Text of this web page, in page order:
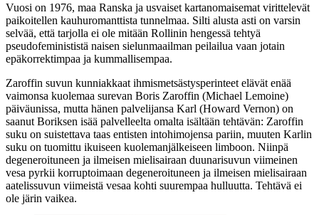
Vuosi on 1976, maa Ranska ja usvaiset kartanomaisemat virittelevät
paikoitellen kauhuromanttista tunnelmaa. Silti alusta asti on varsin
selvää, että tarjolla ei ole mitään Rollinin hengessä tehtyä
pseudofeminististä naisen sielunmaailman peilailua vaan jotain
epäkorrektimpaa ja kummallisempaa.
Zaroffin suvun kunniakkaat ihmismetsästysperinteet elävät enää
vaimonsa kuolemaa surevan Boris Zaroffin (Michael Lemoine)
päiväunissa, mutta hänen palvelijansa Karl (Howard Vernon) on
saanut Boriksen isää palvelleelta omalta isältään tehtävän: Zaroffin
suku on suistettava taas entisten intohimojensa pariin, muuten Karlin
suku on tuomittu ikuiseen kuolemanjälkeiseen limboon. Niinpä
degeneroituneen ja ilmeisen mielisairaan duunarisuvun viimeinen
vesa pyrkii korruptoimaan degeneroituneen ja ilmeisen mielisairaan
aatelissuvun viimeistä vesaa kohti suurempaa hulluutta. Tehtävä ei
ole järin vaikea.